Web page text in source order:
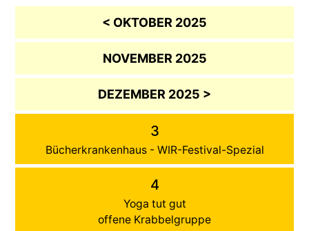
< OKTOBER 2025
NOVEMBER 2025
DEZEMBER 2025 >
3
Bücherkrankenhaus - WIR-Festival-Spezial
4
Yoga tut gut
offene Krabbelgruppe